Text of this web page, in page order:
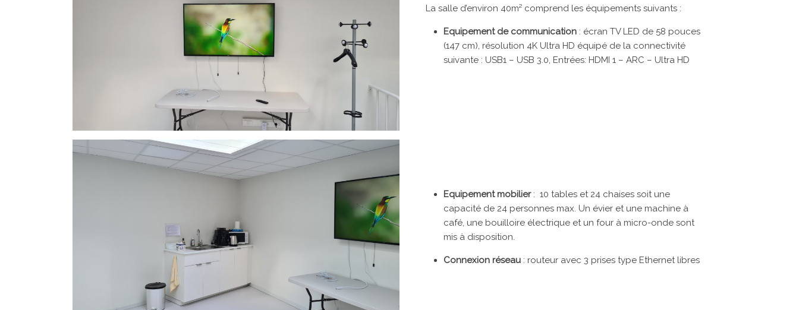
La salle d’environ 40m² comprend les équipements suivants :
Equipement de communication : écran TV LED de 58 pouces
(147 cm), résolution 4K Ultra HD équipé de la connectivité
suivante : USB1 – USB 3.0, Entrées: HDMI 1 – ARC – Ultra HD
Equipement mobilier: 10 tables et 24 chaises soit une
capacité de 24 personnes max. Un évier et une machine à
café, une bouilloire électrique et un four à micro-onde sont
mis à disposition.
Connexion réseau : routeur avec 3 prises type Ethernet libres